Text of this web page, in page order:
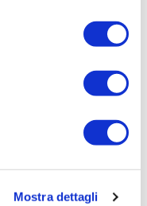
Mostra dettagli